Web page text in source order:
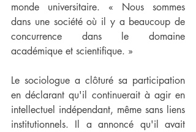
monde universitaire. « Nous sommes
dans une société où il y a beaucoup de
concurrence dans le domaine
académique et scientifique. »
Le sociologue a clôturé sa participation
en déclarant qu'il continuerait à agir en
intellectuel indépendant, même sans liens
institutionnels. Il a annoncé qu'il avait